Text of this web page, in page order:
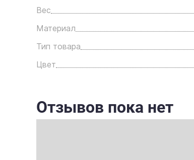
Вес
Материал
Тип товара
Цвет
Отзывов пока нет